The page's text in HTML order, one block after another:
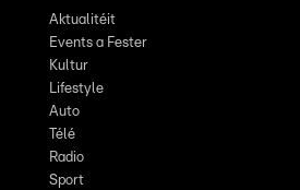
Aktualitéit
Events a Fester
Kultur
Lifestyle
Auto
Télé
Radio
Sport